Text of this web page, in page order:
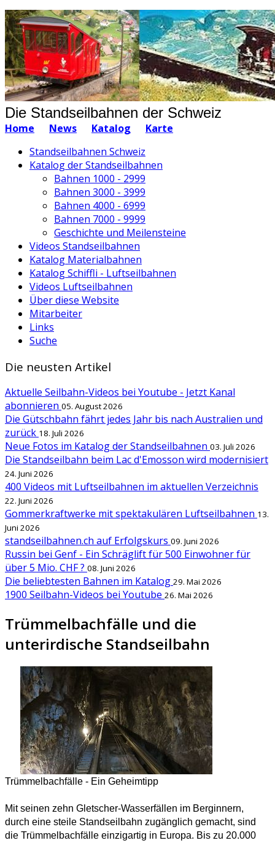
Die Standseilbahnen der Schweiz
Home News Katalog
Karte
Standseilbahnen Schweiz
Katalog der Standseilbahnen
Bahnen 1000 - 2999
Bahnen 3000 - 3999
Bahnen 4000 - 6999
Bahnen 7000 - 9999
Geschichte und Meilensteine
Videos Standseilbahnen
Katalog Materialbahnen
Katalog Schiffli - Luftseilbahnen
Videos Luftseilbahnen
Über diese Website
Mitarbeiter
Links
Suche
Die neusten Artikel
Aktuelle Seilbahn-Videos bei Youtube - Jetzt Kanal
abonnieren 05. August 2026
Die Gütschbahn fährt jedes Jahr bis nach Australien und
zurück 18. Juli 2026
Neue Fotos im Katalog der Standseilbahnen 03. Juli 2026
Die Standseilbahn beim Lac d'Emosson wird modernisiert
24. Juni 2026
400 Videos mit Luftseilbahnen im aktuellen Verzeichnis
22. Juni 2026
Gommerkraftwerke mit spektakulären Luftseilbahnen 13.
Juni 2026
standseilbahnen.ch auf Erfolgskurs 09. Juni 2026
Russin bei Genf - Ein Schräglift für 500 Einwohner für
über 5 Mio. CHF ? 08. Juni 2026
Die beliebtesten Bahnen im Katalog 29. Mai 2026
1900 Seilbahn-Videos bei Youtube 26. Mai 2026
Trümmelbachfälle und die
unterirdische Standseilbahn
Trümmelbachfälle - Ein Geheimtipp
Mit seinen zehn Gletscher-Wasserfällen im Berginnern,
durch eine steile Standseilbahn zugänglich gemacht, sind
die Trümmelbachfälle einzigartig in Europa. Bis zu 20.000